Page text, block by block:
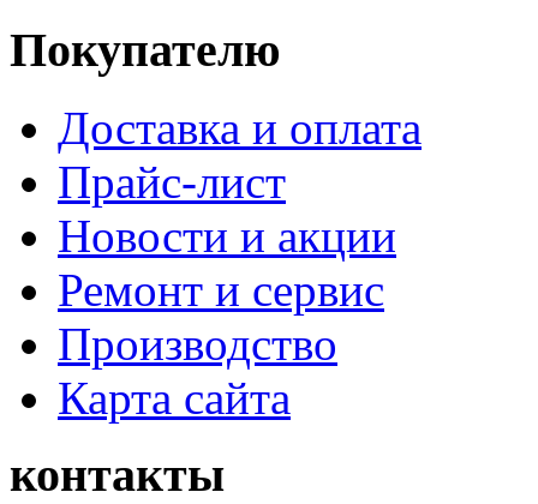
Покупателю
Доставка и оплата
Прайс-лист
Новости и акции
Ремонт и сервис
Производство
Карта сайта
контакты